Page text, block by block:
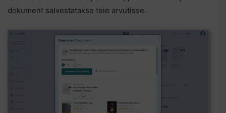
dokument salvestatakse teie arvutisse.